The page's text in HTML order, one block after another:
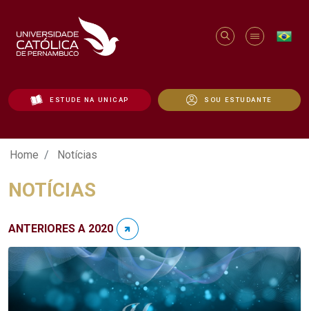
ESTUDE NA UNICAP SOU ESTUDANTE
Notícias - Unicap
Home Notícias
NOTÍCIAS
ANTERIORES A 2020